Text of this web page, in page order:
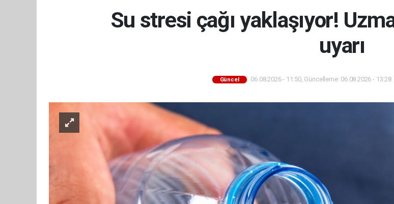
Su stresi çağı yaklaşıyor!
uyarı
Güncel 06.08.2026 - 11:50, Güncelleme: 06.08.2026 - 13:28